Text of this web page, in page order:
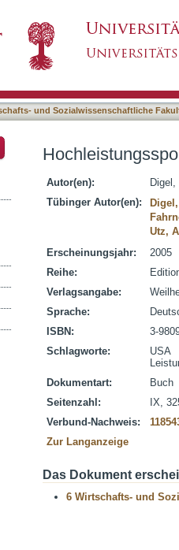
und Sozialwissenschaftliche
Autor(en):
Tübinger Autor(en):
Utz,
Erscheinungsjahr:
2005
Reihe:
Verlagsangabe:
Sprache:
ISBN:
3-
Schlagworte:
USA
Dokumentart:
Buch
Seitenzahl:
IX,
Verbund-Nachweis:
Zur Langanzeige
Das Dokument
6 Wirtschafts- und